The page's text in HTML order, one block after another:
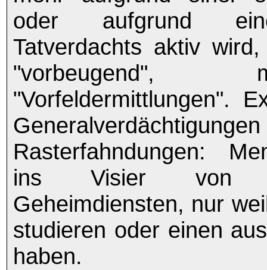
oder aufgrund
Tatverdachts aktiv
"Vorfeldermittlungen".
Rasterfahndungen:
ins Visier von
Geheimdiensten, nur
studieren oder einen
haben.